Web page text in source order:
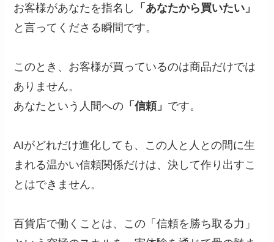
お客様があなたを指名し
「あなたから買いたい」
と言ってくださる瞬間です。
このとき、お客様が買っているのは商品だけでは
ありません。
あなたという人間への 「信頼」 です。
AIがどれだけ進化しても、この人と人との間に生
まれる温かい信頼関係だけは、決して作り出すこ
とはできません。
百貨店で働くことは、この「信頼を勝ち取る力」